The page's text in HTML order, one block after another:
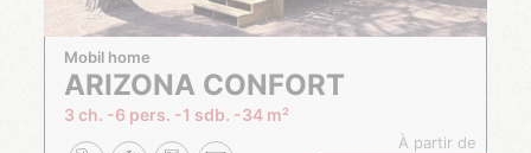
Mobil home
ARIZONA CONFORT
3 ch. 6 pers. 1 sdb. 34 m²
à partir de